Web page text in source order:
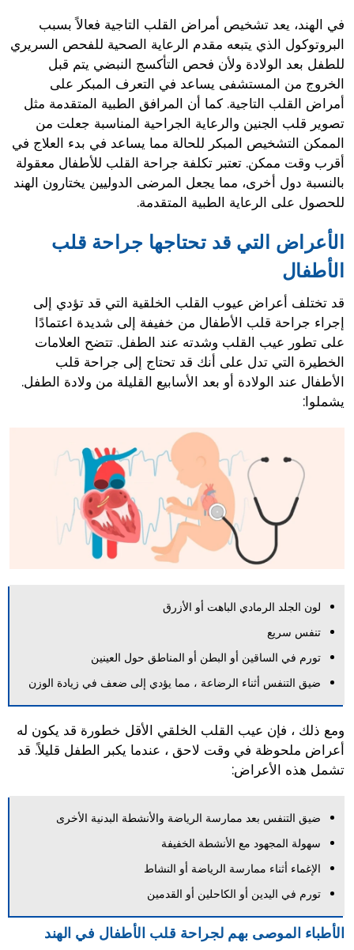
في الهند، يعد تشخيص أمراض القلب التاجية فعالاً بسبب
البروتوكول الذي يتبعه مقدم الرعاية الصحية للفحص السريري
للطفل بعد الولادة ولأن فحص التأكسج النبضي يتم قبل
الخروج من المستشفى يساعد في التعرف المبكر على
أمراض القلب التاجية. كما أن المرافق الطبية المتقدمة مثل
تصوير قلب الجنين والرعاية الجراحية المناسبة جعلت من
الممكن التشخيص المبكر للحالة مما يساعد في بدء العلاج في
أقرب وقت ممكن. تعتبر تكلفة جراحة القلب للأطفال معقولة
بالنسبة دول أخرى، مما يجعل المرضى الدوليين يختارون الهند
للحصول على الرعاية الطبية المتقدمة.
الأعراض التي قد تحتاجها جراحة قلب
الأطفال
قد تختلف أعراض عيوب القلب الخلقية التي قد تؤدي إلى
إجراء جراحة قلب الأطفال من خفيفة إلى شديدة اعتمادًا
على تطور عيب القلب وشدته عند الطفل. تتضح العلامات
الخطيرة التي تدل على أنك قد تحتاج إلى جراحة قلب
الأطفال عند الولادة أو بعد الأسابيع القليلة من ولادة الطفل.
يشملوا:
لون الجلد الرمادي الباهت أو الأزرق
تنفس سريع
تورم في الساقين أو البطن أو المناطق حول العينين
ضيق التنفس أثناء الرضاعة ، مما يؤدي إلى ضعف في زيادة الوزن
ومع ذلك ، فإن عيب القلب الخلقي الأقل خطورة قد يكون له
أعراض ملحوظة في وقت لاحق ، عندما يكبر الطفل قليلاً. قد
تشمل هذه الأعراض:
ضيق التنفس بعد ممارسة الرياضة والأنشطة البدنية الأخرى
سهولة المجهود مع الأنشطة الخفيفة
الإغماء أثناء ممارسة الرياضة أو النشاط
تورم في اليدين أو الكاحلين أو القدمين
الأطباء الموصى بهم لجراحة قلب الأطفال في الهند